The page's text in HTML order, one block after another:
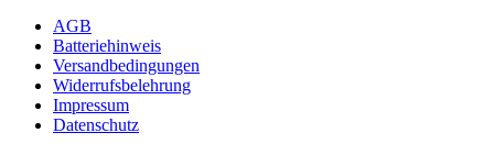
AGB
Batteriehinweis
Versandbedingungen
Widerrufsbelehrung
Impressum
Datenschutz